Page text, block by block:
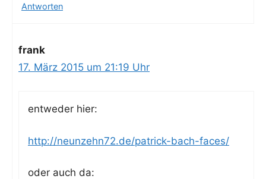
Antworten
frank
17. März 2015 um 21:19 Uhr
ent­we­der hier:
http://neunzehn72.de/patrick-bach-faces/
oder auch da: